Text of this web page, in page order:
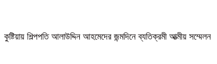
কুষ্টিয়ায় শিল্পপতি আলাউদ্দিন আহমেদের জন্মদিনে ব্যতিক্রমী আত্মীয় সম্মেলন